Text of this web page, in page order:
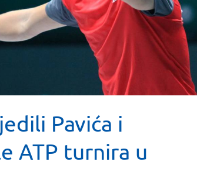
Pavića i
ATP turnira u